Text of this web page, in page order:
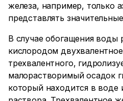
железа, например, только
представлять
В случае обогащения воды
кислородом
трехвалентного,
малорастворимый осадок
который находится в воде